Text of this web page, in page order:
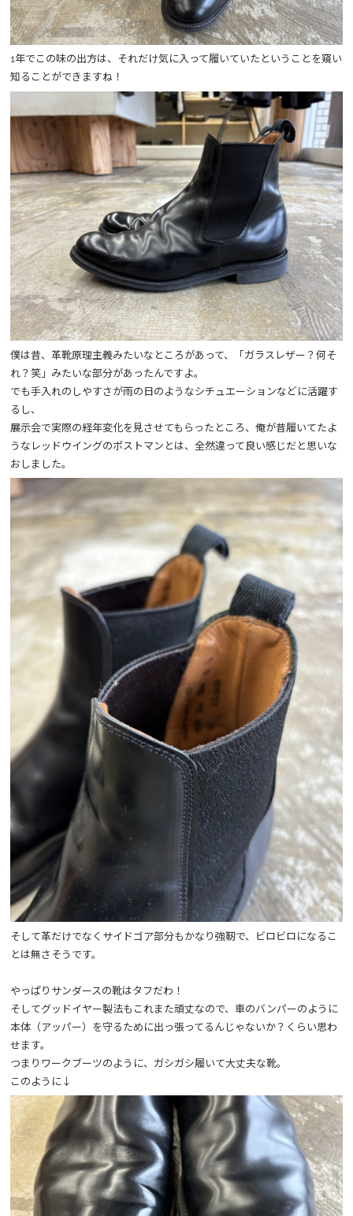
1年でこの味の出方は、それだけ気に入って履いていたということを窺い
知ることができますね！
僕は昔、革靴原理主義みたいなところがあって、「ガラスレザー？何そ
れ？笑」みたいな部分があったんですよ。
でも手入れのしやすさが雨の日のようなシチュエーションなどに活躍す
るし、
展示会で実際の経年変化を見させてもらったところ、俺が昔履いてたよ
うなレッドウイングのポストマンとは、全然違って良い感じだと思いな
おしました。
そして革だけでなくサイドゴア部分もかなり強靭で、ビロビロになるこ
とは無さそうです。
やっぱりサンダースの靴はタフだわ！
そしてグッドイヤー製法もこれまた頑丈なので、車のバンパーのように
本体（アッパー）を守るために出っ張ってるんじゃないか？くらい思わ
せます。
つまりワークブーツのように、ガシガシ履いて大丈夫な靴。
このように↓